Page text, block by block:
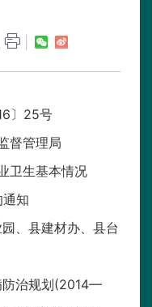
〕25号
督管理局
卫生基本情况
知
、县建材办、县台
防治规划(2014—